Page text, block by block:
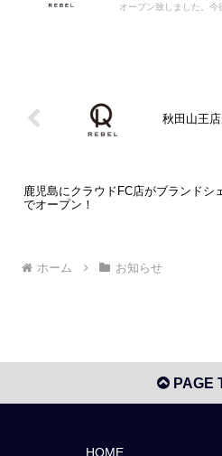
オープン致しました。今
秋田山王店
鹿児島にクラウドFC店がブランドシ
でオープン！
ホーム お知らせ
PAGE
HOME